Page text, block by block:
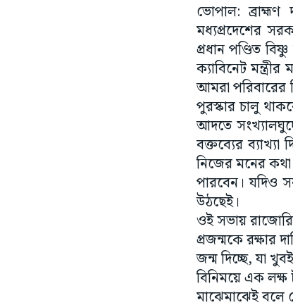
ভোপাল:
মধ্যপ্রদেশের
প্রধান পণ্ডিত
ক্যাবিনেট
আমরা পরিবারের
পুরস্কার চালু
আদতে
বক্তব্যের
নিজের মনের কথা
পারবেন। যদিও
উঠছেই।
ওই সভায়
প্রজন্মকে রক্ষার
জন্ম দিচ্ছে, যা
বিনিময়ে এক
মাঝেমাঝেই বলে